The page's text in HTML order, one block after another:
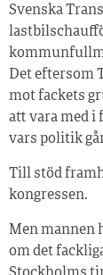
Svenska
Det eftersom
mot fackets
att vara med i
vars politik
Till stöd
kongressen.
Men mannen
om det